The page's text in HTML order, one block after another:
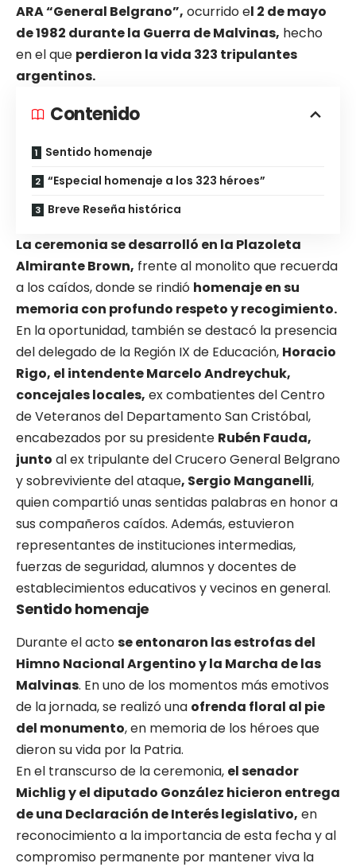
ARA “General Belgrano”, ocurrido el 2 de mayo
de 1982 durante la Guerra de Malvinas, hecho
en el que perdieron la vida 323 tripulantes
argentinos.
Contenido
Sentido homenaje
“Especial homenaje a los 323 héroes”
Breve Reseña histórica
La ceremonia se desarrolló en la Plazoleta
Almirante Brown, frente al monolito que recuerda
a los caídos, donde se rindió homenaje en su
memoria con profundo respeto y recogimiento.
En la oportunidad, también se destacó la presencia
del delegado de la Región IX de Educación, Horacio
Rigo, el intendente Marcelo Andreychuk,
concejales locales, ex combatientes del Centro
de Veteranos del Departamento San Cristóbal,
encabezados por su presidente Rubén Fauda,
junto al ex tripulante del Crucero General Belgrano
y sobreviviente del ataque, Sergio Manganelli,
quien compartió unas sentidas palabras en honor a
sus compañeros caídos. Además, estuvieron
representantes de instituciones intermedias,
fuerzas de seguridad, alumnos y docentes de
establecimientos educativos y vecinos en general.
Sentido homenaje
Durante el actose entonaron las estrofas del
Himno Nacional Argentino y la Marcha de las
Malvinas. En uno de los momentos más emotivos
de la jornada, se realizó una ofrenda floral al pie
del monumento, en memoria de los héroes que
dieron su vida por la Patria.
En el transcurso de la ceremonia, el senador
Michlig y el diputado González hicieron entrega
de una Declaración de Interés legislativo, en
reconocimiento a la importancia de esta fecha y al
compromiso permanente por mantener viva la